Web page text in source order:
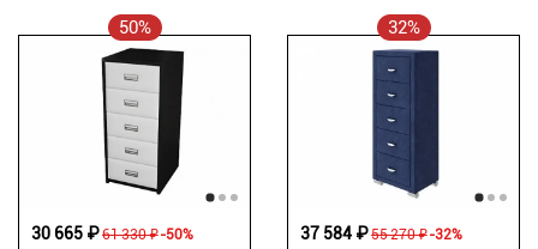
50%
61 330 ₽
30 665 ₽ -50%
32%
55 270 ₽
37 584 ₽ -32%